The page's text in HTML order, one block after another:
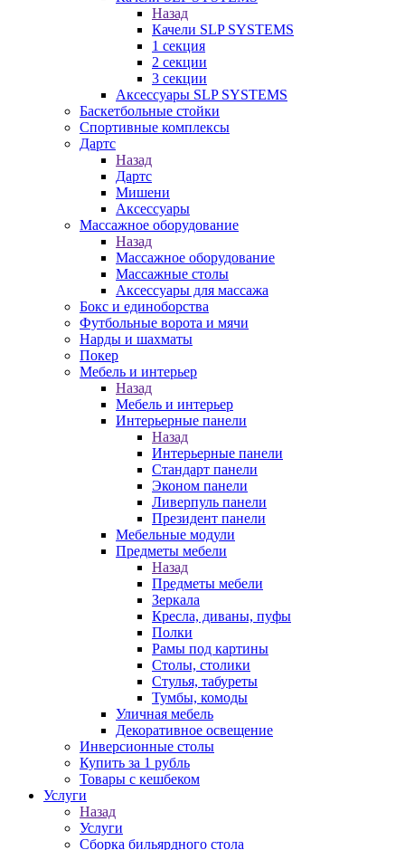
Назад
Качели SLP SYSTEMS
1 секция
2 секции
3 секции
Аксессуары SLP SYSTEMS
Баскетбольные стойки
Спортивные комплексы
Дартс
Назад
Дартс
Мишени
Аксессуары
Массажное оборудование
Назад
Массажное оборудование
Массажные столы
Аксессуары для массажа
Бокс и единоборства
Футбольные ворота и мячи
Нарды и шахматы
Покер
Мебель и интерьер
Назад
Мебель и интерьер
Интерьерные панели
Назад
Интерьерные панели
Стандарт панели
Эконом панели
Ливерпуль панели
Президент панели
Мебельные модули
Предметы мебели
Назад
Предметы мебели
Зеркала
Кресла, диваны, пуфы
Полки
Рамы под картины
Столы, столики
Стулья, табуреты
Тумбы, комоды
Уличная мебель
Декоративное освещение
Инверсионные столы
Купить за 1 рубль
Товары с кешбеком
Услуги
Назад
Услуги
Сборка бильярдного стола